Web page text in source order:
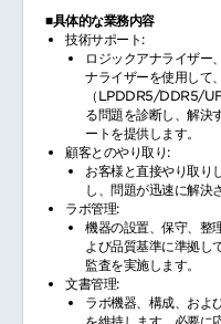
■具体的な業務内容
技術サポート:
ロジックアナライザー
ナライザーを使用して
（LPDDR5/DDR5/
る問題を診断し、解決
ートを提供します。
顧客とのやり取り:
お客様と直接やり取り
し、問題が迅速に解決
ラボ管理:
機器の設置、保守、整
よび品質基準に準拠し
監査を実施します。
文書管理:
ラボ機器、構成、およ
を維持します。必要に